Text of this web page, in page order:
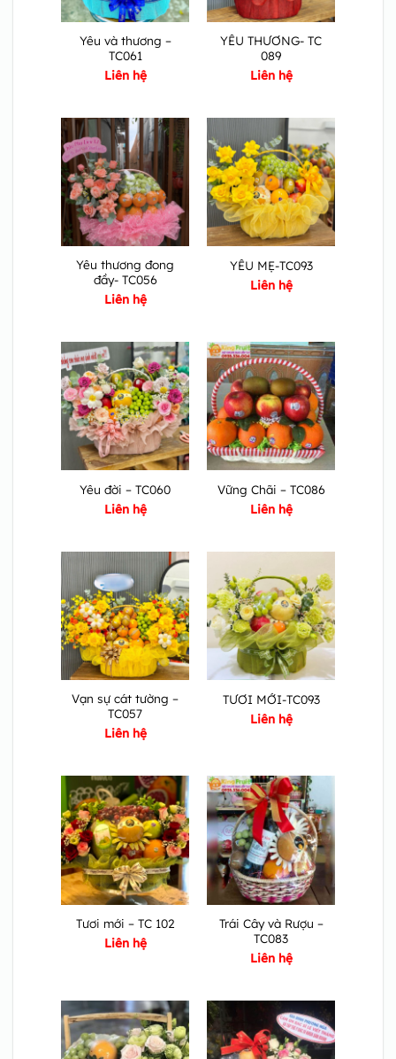
Yêu và thương –
TC061
Liên hệ
YÊU THƯƠNG- TC
089
Liên hệ
Yêu thương đong
đầy- TC056
Liên hệ
YÊU MẸ-TC093
Liên hệ
Yêu đời – TC060
Liên hệ
Vững Chãi – TC086
Liên hệ
Vạn sự cát tường –
TC057
Liên hệ
TƯƠI MỚI-TC093
Liên hệ
Tươi mới – TC 102
Liên hệ
Trái Cây và Rượu –
TC083
Liên hệ